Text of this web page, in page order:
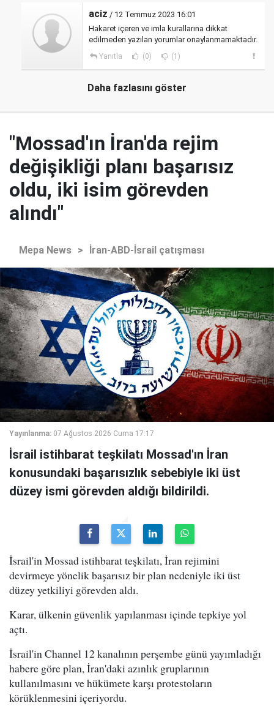
aciz / 12 Temmuz 2023 16:01
Hakaret içeren ve imla kurallarına dikkat
edilmeden yazılan yorumlar onaylanmamaktadır.
Yanıtla (0) (1)
Daha fazlasını göster
"Mossad'ın İran'da rejim
değişikliği planı başarısız
oldu, iki isim görevden
alındı"
Mepa News > İran-ABD-İsrail çatışması
Yayınlanma: 07 Ağustos 2026 Cuma 17:17
İsrail istihbarat teşkilatı Mossad'ın İran
konusundaki başarısızlık sebebiyle iki üst
düzey ismi görevden aldığı bildirildi.
İsrail'in Mossad istihbarat teşkilatı, İran rejimini
devirmeye yönelik başarısız bir plan nedeniyle iki üst
düzey yetkiliyi görevden aldı.
Karar, ülkenin güvenlik yapılanması içinde tepkiye yol
açtı.
İsrail'in Channel 12 kanalının perşembe günü yayımladığı
habere göre plan, İran'daki azınlık gruplarının
kullanılmasını ve hükümete karşı protestoların
körüklenmesini içeriyordu.